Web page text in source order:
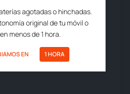
agotadas o hinchadas.
original de tu móvil o
menos de 1 hora.
EN 1 HORA